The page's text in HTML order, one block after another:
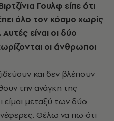
Γουλφ είπε ότι
όλο τον κόσμο χωρίς
είναι οι δύο
οι άνθρωποι
και δεν βλέπουν
την ανάγκη της
είμαι μεταξύ των δύο
Θέλω να πω ότι